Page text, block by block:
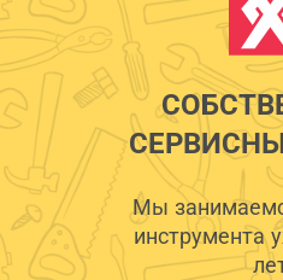
Мы
инструмента